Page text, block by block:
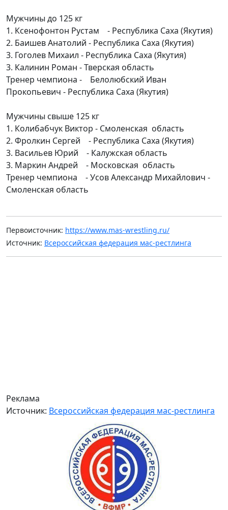
Мужчины до 125 кг
1. Ксенофонтон Рустам - Республика Саха (Якутия)
2. Баишев Анатолий - Республика Саха (Якутия)
3. Гоголев Михаил - Республика Саха (Якутия)
3. Калинин Роман - Тверская область
Тренер чемпиона - Белолюбский Иван
Прокопьевич - Республика Саха (Якутия)
Мужчины свыше 125 кг
1. Колибабчук Виктор - Смоленская область
2. Фролкин Сергей - Республика Саха (Якутия)
3. Васильев Юрий - Калужская область
3. Маркин Андрей - Московская область
Тренер чемпиона - Усов Александр Михайлович -
Смоленская область
Первоисточник: https://www.mas-wrestling.ru/
Источник: Всероссийская федерация мас-рестлинга
Реклама
Источник: Всероссийская федерация мас-рестлинга